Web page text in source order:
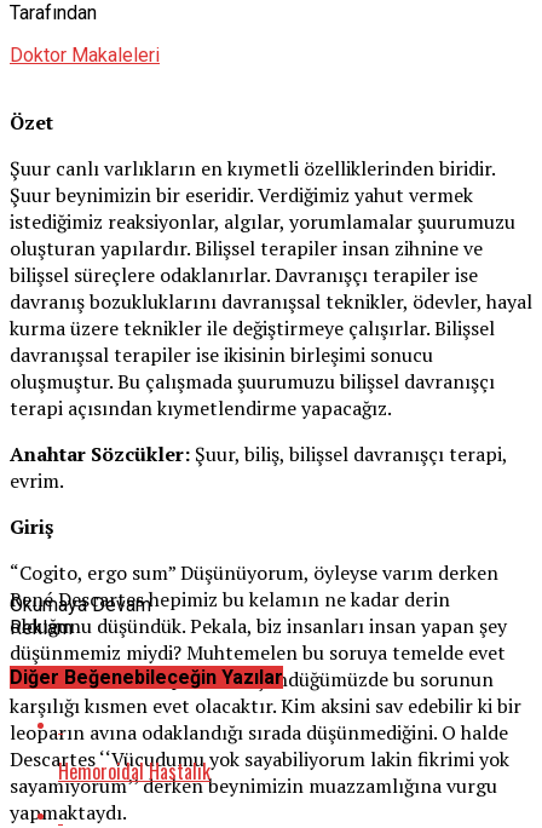
Tarafından
Doktor Makaleleri
Özet
Şuur canlı varlıkların en kıymetli özelliklerinden biridir.
Şuur beynimizin bir eseridir. Verdiğimiz yahut vermek
istediğimiz reaksiyonlar, algılar, yorumlamalar şuurumuzu
oluşturan yapılardır. Bilişsel terapiler insan zihnine ve
bilişsel süreçlere odaklanırlar. Davranışçı terapiler ise
davranış bozukluklarını davranışsal teknikler, ödevler, hayal
kurma üzere teknikler ile değiştirmeye çalışırlar. Bilişsel
davranışsal terapiler ise ikisinin birleşimi sonucu
oluşmuştur. Bu çalışmada şuurumuzu bilişsel davranışçı
terapi açısından kıymetlendirme yapacağız.
Anahtar Sözcükler: Şuur, biliş, bilişsel davranışçı terapi,
evrim.
Giriş
“Cogito, ergo sum” Düşünüyorum, öyleyse varım derken
René Descartes hepimiz bu kelamın ne kadar derin
olduğunu düşündük. Pekala, biz insanları insan yapan şey
düşünmemiz miydi? Muhtemelen bu soruya temelde evet
deriz lakin daha kapsamlı düşündüğümüzde bu sorunun
karşılığı kısmen evet olacaktır. Kim aksini sav edebilir ki bir
leoparın avına odaklandığı sırada düşünmediğini. O halde
Descartes ‘‘Vücudumu yok sayabiliyorum lakin fikrimi yok
sayamıyorum’’ derken beynimizin muazzamlığına vurgu
yapmaktaydı.
Okumaya Devam
Reklam
Diğer Beğenebileceğin Yazılar
Hemoroidal Hastalık